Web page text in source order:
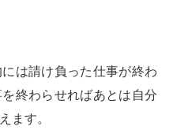
は請け負った仕事が終わ
終わらせればあとは自分
ます。